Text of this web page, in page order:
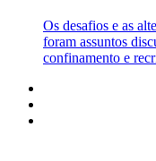
Os desafios e as
foram assuntos
confinamento e